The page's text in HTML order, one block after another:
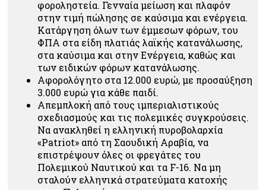
φοροληστεία. Γενναία μείωση και πλαφόν
στην τιμή πώλησης σε καύσιμα και ενέργεια.
Κατάργηση όλων των έμμεσων φόρων, του
ΦΠΑ στα είδη πλατιάς λαϊκής κατανάλωσης,
στα καύσιμα και στην Ενέργεια, καθώς και
των ειδικών φόρων κατανάλωσης.
Αφορολόγητο στα 12.000 ευρώ, με προσαύξηση
3.000 ευρώ για κάθε παιδί.
Απεμπλοκή από τους ιμπεριαλιστικούς
σχεδιασμούς και τις πολεμικές συγκρούσεις.
Να ανακληθεί η ελληνική πυροβολαρχία
«Patriot» από τη Σαουδική Αραβία, να
επιστρέψουν όλες οι φρεγάτες του
Πολεμικού Ναυτικού και τα F-16. Να μη
σταλούν ελληνικά στρατεύματα κατοχής